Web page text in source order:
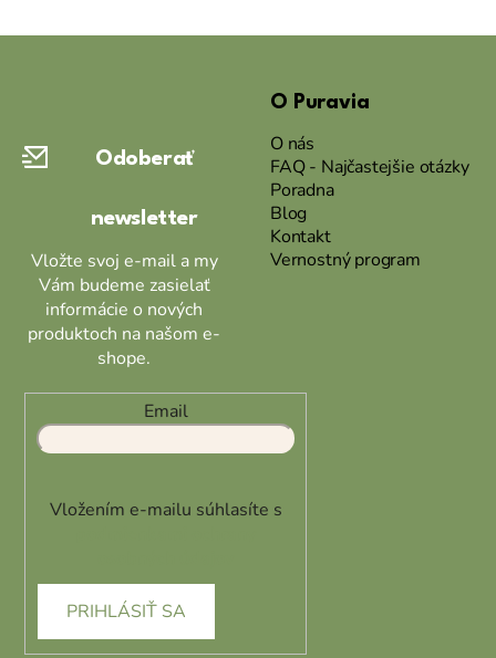
Odoberať
newsletter
Vložte svoj e-mail a my
Vám budeme zasielať
informácie o nových
produktoch na našom e-
shope.
Email
Vložením e-mailu súhlasíte s
PRIHLÁSIŤ SA
O Puravia
O nás
FAQ - Najčastejšie otázky
Poradna
Blog
Kontakt
Vernostný program